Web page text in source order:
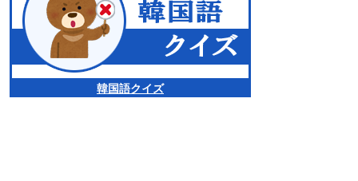
韓国語クイズ